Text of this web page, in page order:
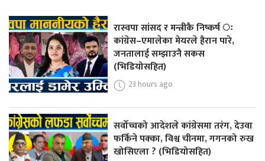
रास्वपा सांसद र मन्त्रीकै निष्कर्ष ः
कांग्रेस–एमालेका मेयरले हैरान पारे,
जनतालाई सम्झाउनै सकस
(भिडियोसहित)
23 hours ago
सर्वोच्चको आदेशले कांग्रेसमा तरंग, देउवा
फर्किने पक्का, विश्व चीनमा, गगनको रुख
खोसिएला ? (भिडियोसहित)